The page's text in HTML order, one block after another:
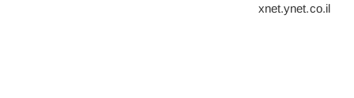
xnet.ynet.co.il